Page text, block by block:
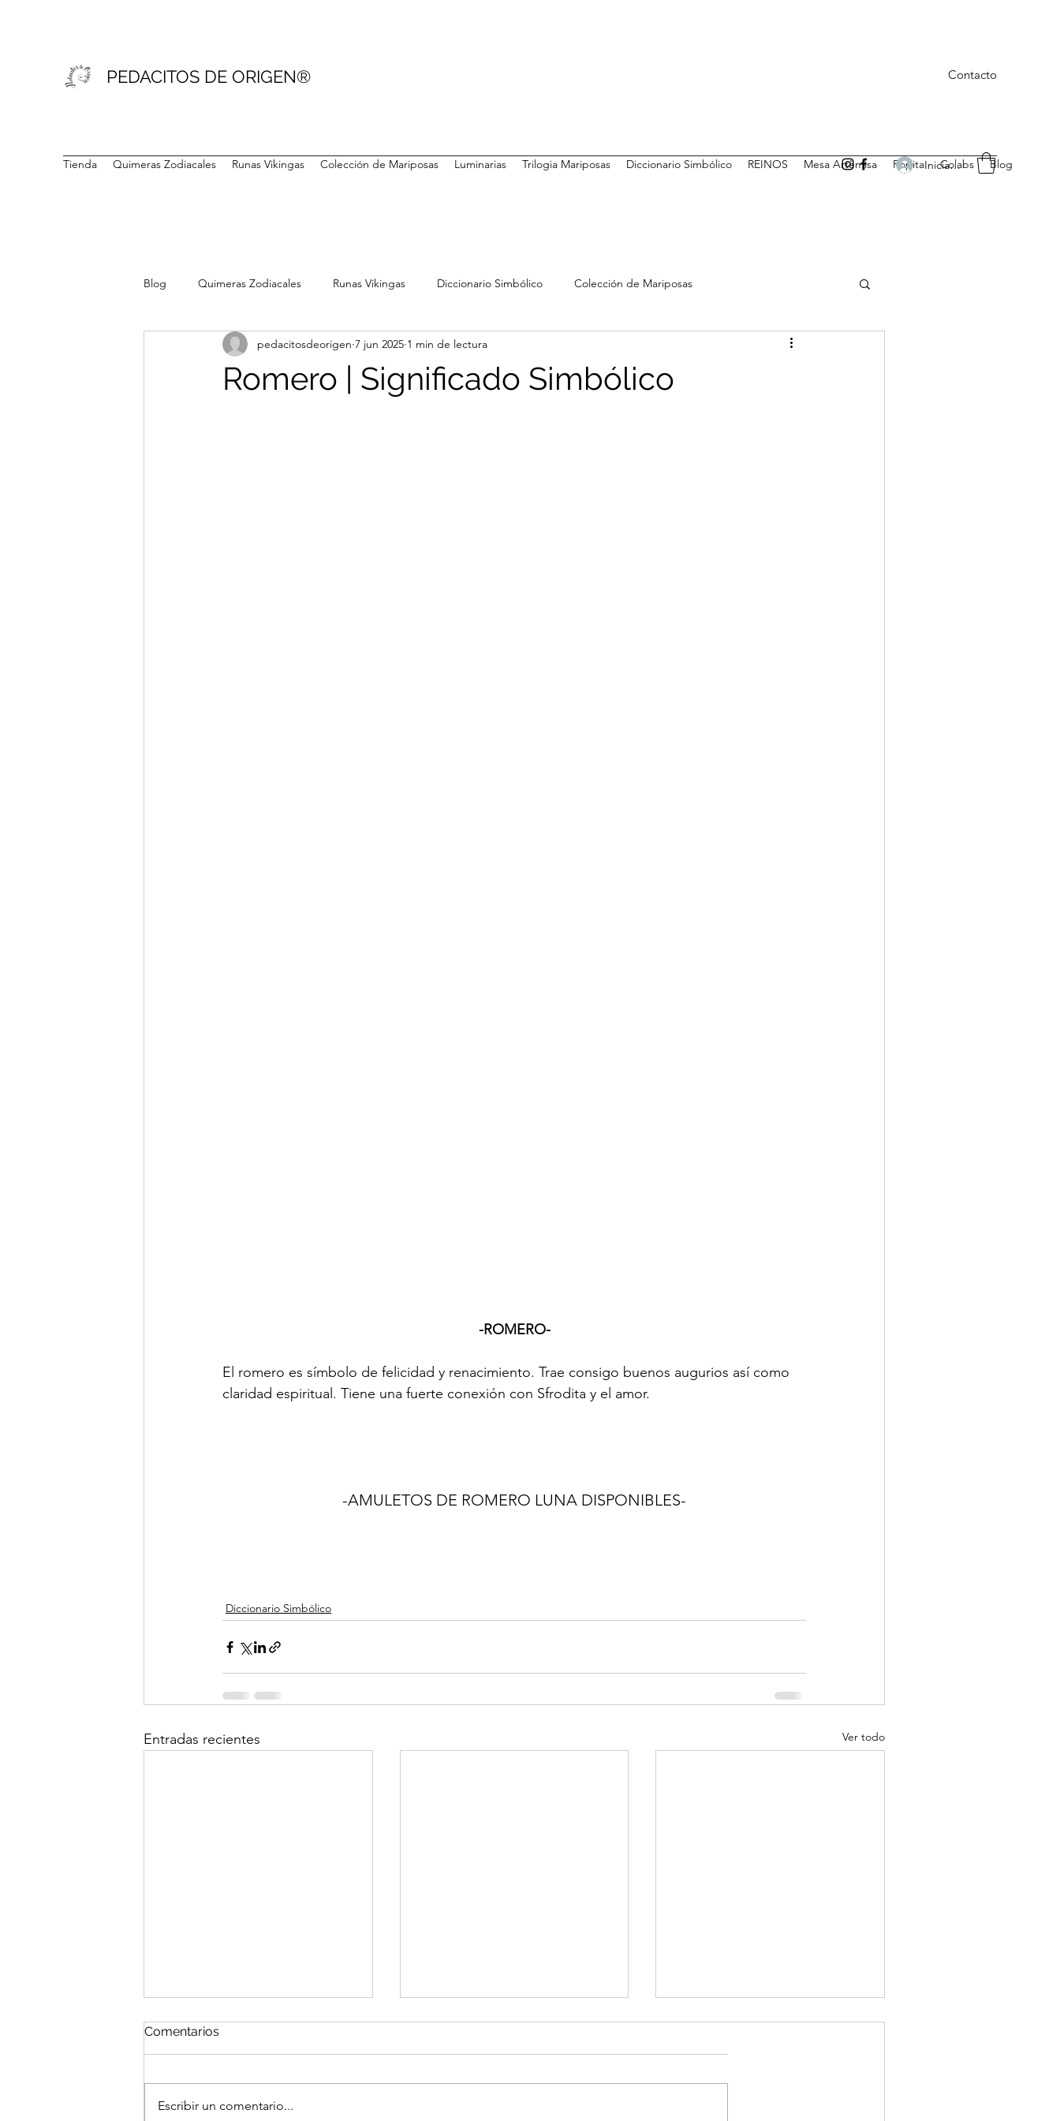
PEDACITOS DE ORIGEN® Contacto
Tienda Quimeras Zodiacales Runas Vikingas Colección de Mariposas Luminarias Trilogia Mariposas Diccionario Simbólico REINOS Mesa Artemisa Ropita Colabs Blog
Iniciar sesión
Blog Quimeras Zodiacales Runas Vikingas Diccionario Simbólico Colección de Mariposas
Romero | Significado Simbólico
pedacitosdeorigen 7 jun 2025 1 min de lectura
-ROMERO-
El romero es símbolo de felicidad y renacimiento. Trae consigo buenos augurios así como
claridad espiritual. Tiene una fuerte conexión con Sfrodita y el amor.
-AMULETOS DE ROMERO LUNA DISPONIBLES-
Diccionario Simbólico
Entradas recientes Ver todo
Comentarios
Escribir un comentario...